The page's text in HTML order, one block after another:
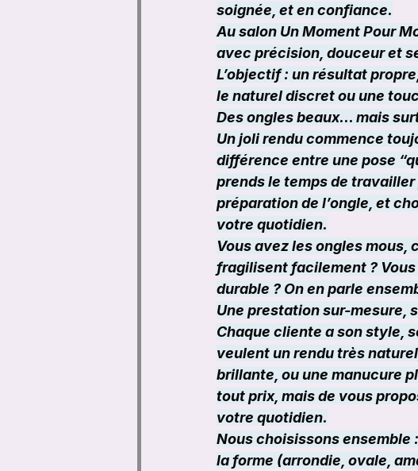
soignée, et en confiance.
Au salon Un Moment Pour
avec précision, douceur et
L’objectif : un résultat
le naturel discret ou une
Des ongles beaux… mais
Un joli rendu commence
différence entre une pose
prends le temps de
préparation de l’ongle, et
votre quotidien.
Vous avez les ongles mous,
fragilisent facilement ?
durable ? On en parle
Une prestation sur-mesure,
Chaque cliente a son style,
veulent un rendu très
brillante, ou une manucure
tout prix, mais de vous
votre quotidien.
Nous choisissons ensemble :
la forme (arrondie, ovale,